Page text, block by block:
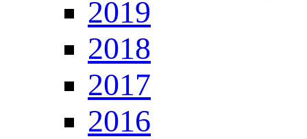
2019
2018
2017
2016